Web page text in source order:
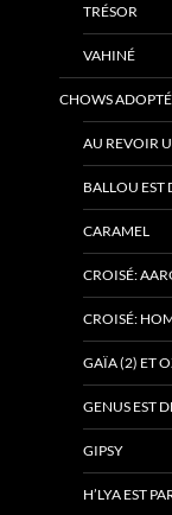
TRÉSOR
VAHINÉ
CHOWS
AU REVOIR
BALLOU EST
CARAMEL
CROISÉ:
CROISÉ:
GAÏA (2) ET
GENUS EST
GIPSY
H’LYA EST